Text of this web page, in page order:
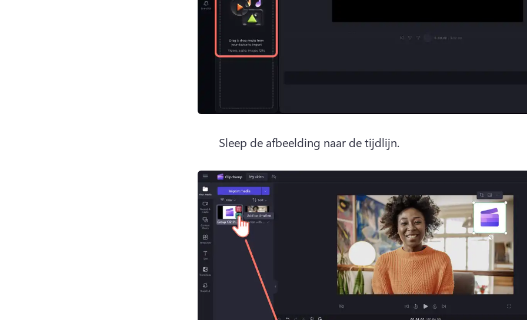
Sleep de afbeelding naar de tijdlijn.